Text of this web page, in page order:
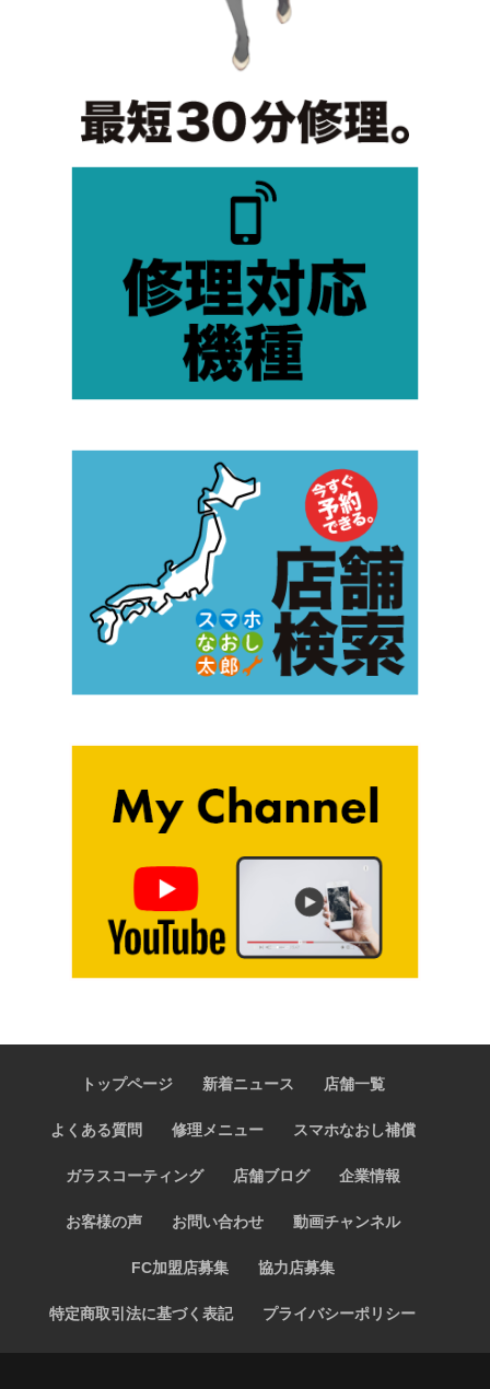
トップページ 新着ニュース 店舗一覧
よくある質問 修理メニュー スマホなおし補償
ガラスコーティング 店舗ブログ 企業情報
お客様の声 お問い合わせ 動画チャンネル
FC加盟店募集 協力店募集
特定商取引法に基づく表記 プライバシーポリシー